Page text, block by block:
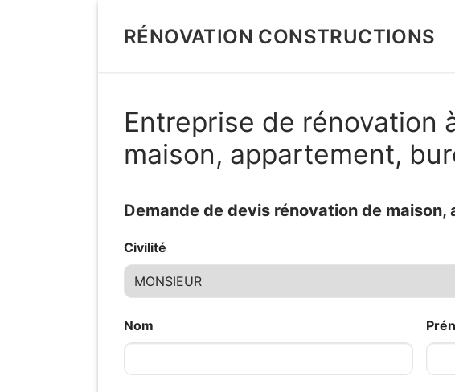
RÉNOVATION CONSTRUCTIONS
Entreprise de rénovation
maison, appartement,
Demande de devis rénovation de
Civilité
Nom